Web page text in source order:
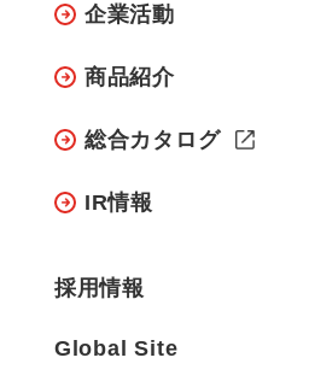
企業活動
商品紹介
総合カタログ
IR情報
採用情報
Global Site